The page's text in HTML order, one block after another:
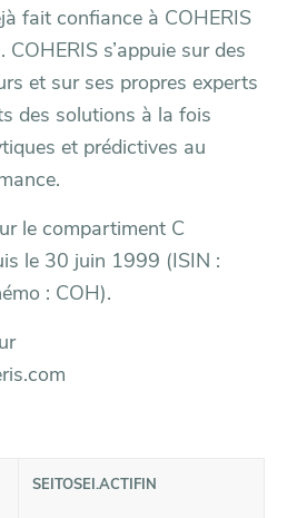
fait confiance à COHERIS
s’appuie sur des
et sur ses propres experts
des solutions à la fois
et prédictives au
le compartiment C
le 30 juin 1999 (ISIN :
: COH).
SEITOSEI.ACTIFIN